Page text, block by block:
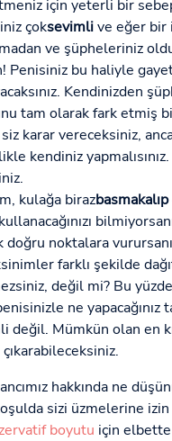
için yeterli bir
çoksevimlive eğer bir
ve şüpheleriniz
Penisiniz bu haliyle
Kendinizden
tam olarak fark etmiş
karar vereceksiniz,
kendiniz
kulağa birazbasmakalıp
doğru noktalara
farklı şekilde
değil mi? Bu
ne yapacağınız
değil. Mümkün olan en
çıkarabileceksiniz.
hakkında ne
sizi üzmelerine
boyutu için